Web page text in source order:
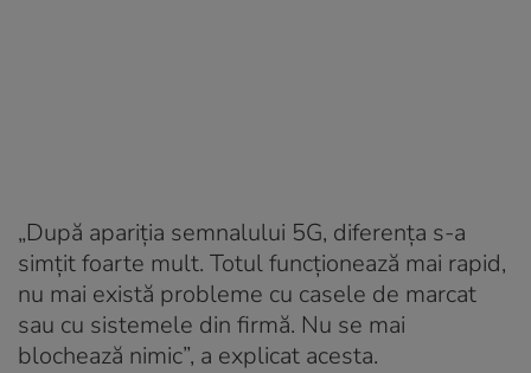
„După apariția semnalului 5G, diferența s-a
simțit foarte mult. Totul funcționează mai rapid,
nu mai există probleme cu casele de marcat
sau cu sistemele din firmă. Nu se mai
blochează nimic”, a explicat acesta.